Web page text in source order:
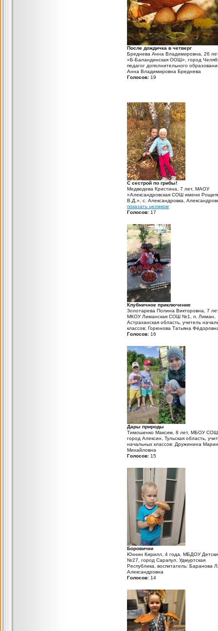
После дождичка в четверг
Бреднева Анна Владимировна, 26
«Б-Баландинская ООШ», город
педагог дополнительного
Анна Владимировна Бреднева
Голосов: 19
С сестрой по грибы!
Медведева Кристина, 7 лет, МАОУ
«Александровская СОШ имени
В.Д.», с. Александровка,
район, Оренбургская область,
начальных классов: Ленкова Татьяна
посмотрите как их много!
показать целиком
Голосов: 17
Клубничное приключение
Золотарева Полина Викторовна, 7
МКОУ Лиманская СОШ №1, п. Лиман,
Астраханская область, учитель
классов: Горюнова Татьяна
Голосов: 16
Дары природы
Тимошенко Максим, 8 лет, МБОУ
город Алексин, Тульская область,
начальных классов: Дружинина
Михайловна
Голосов: 15
Боровички
Юхнин Кирилл, 4 года, МБДОУ
№27, город Сарапул, Удмуртская
Республика, воспитатель: Баранова
Александровна
Голосов: 14